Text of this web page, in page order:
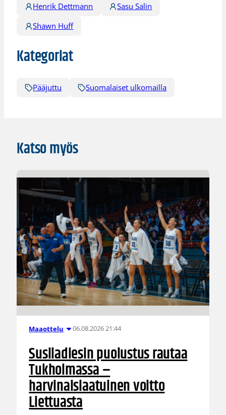
Henrik Dettmann
Sasu Salin
Shawn Huff
Kategoriat
Pääjuttu Suomalaiset ulkomailla
Katso myös
Maaottelu 06.08.2026 21:44
Susiladiesin puolustus rautaa
Tukholmassa –
harvinaislaatuinen voitto
Liettuasta